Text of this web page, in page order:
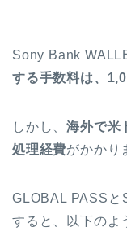
Sony Bank
する手数料は、
しかし、海外で米
処理経費がかかり
GLOBAL PASSと
すると、以下のよ